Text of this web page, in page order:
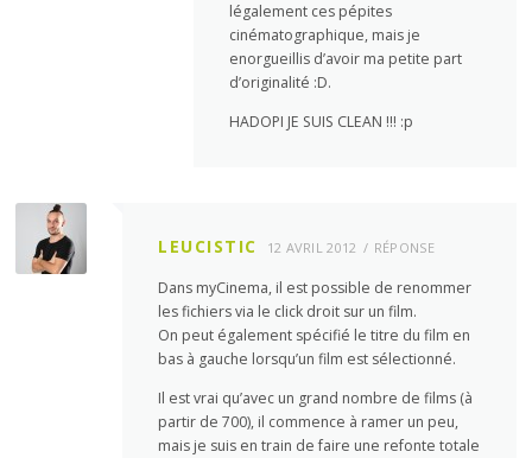
légalement ces pépites
cinématographique, mais je
enorgueillis d’avoir ma petite part
d’originalité :D.
HADOPI JE SUIS CLEAN !!! :p
LEUCISTIC 12 AVRIL 2012 RÉPONSE
Dans myCinema, il est possible de renommer
les fichiers via le click droit sur un film.
On peut également spécifié le titre du film en
bas à gauche lorsqu’un film est sélectionné.
Il est vrai qu’avec un grand nombre de films (à
partir de 700), il commence à ramer un peu,
mais je suis en train de faire une refonte totale